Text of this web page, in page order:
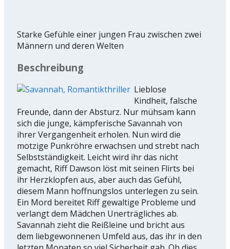
Starke Gefühle einer jungen Frau zwischen zwei
Männern und deren Welten
Beschreibung
Lieblose
Kindheit, falsche
Freunde, dann der Absturz. Nur mühsam kann
sich die junge, kämpferische Savannah von
ihrer Vergangenheit erholen. Nun wird die
motzige Punkröhre erwachsen und strebt nach
Selbstständigkeit. Leicht wird ihr das nicht
gemacht, Riff Dawson löst mit seinen Flirts bei
ihr Herzklopfen aus, aber auch das Gefühl,
diesem Mann hoffnungslos unterlegen zu sein.
Ein Mord bereitet Riff gewaltige Probleme und
verlangt dem Mädchen Unerträgliches ab.
Savannah zieht die Reißleine und bricht aus
dem liebgewonnenen Umfeld aus, das ihr in den